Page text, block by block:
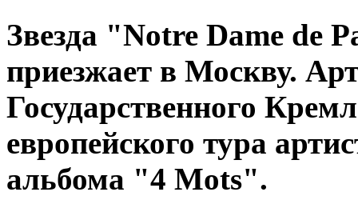
Звезда "Notre Dame de
приезжает в Москву.
Государственного
европейского тура
альбома "4 Mots".